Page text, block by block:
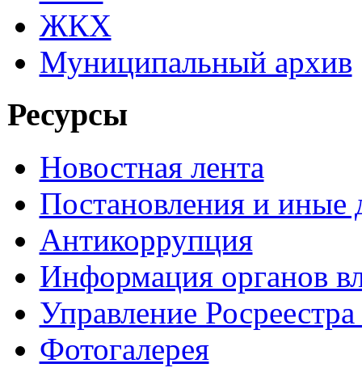
ЖКХ
Муниципальный архив
Ресурсы
Новостная лента
Постановления и иные
Антикоррупция
Информация органов
Управление
Фотогалерея